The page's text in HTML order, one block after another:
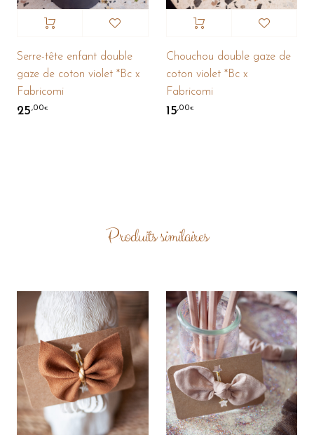
Serre-tête enfant double
gaze de coton violet *Bc x
Fabricomi
25,00€
Chouchou double gaze de
coton violet *Bc x
Fabricomi
15,00€
Produits similaires